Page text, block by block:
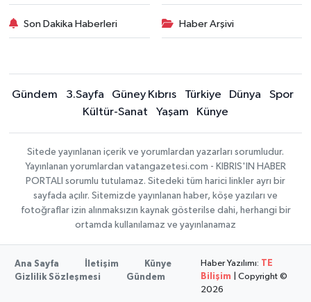
Son Dakika Haberleri Haber Arşivi
Gündem 3.Sayfa Güney Kıbrıs Türkiye Dünya
Spor
Kültür-Sanat
Yaşam Künye
Sitede yayınlanan içerik ve yorumlardan yazarları sorumludur.
Yayınlanan yorumlardan vatangazetesi.com - KIBRIS'IN HABER
PORTALI sorumlu tutulamaz. Sitedeki tüm harici linkler ayrı bir
sayfada açılır. Sitemizde yayınlanan haber, köşe yazıları ve
fotoğraflar izin alınmaksızın kaynak gösterilse dahi, herhangi bir
ortamda kullanılamaz ve yayınlanamaz
Ana Sayfa İletişim
Künye
Gizlilik Sözleşmesi
Gündem
Haber Yazılımı: TE
Bilişim | Copyright ©
2026